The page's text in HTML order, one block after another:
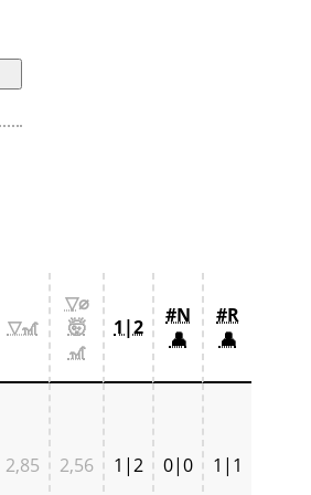
▽🎢
▽⌀
🤯
🎢
1|2
#N
👤
#R
👤
2,85 2,56 1|2 0|0 1|1